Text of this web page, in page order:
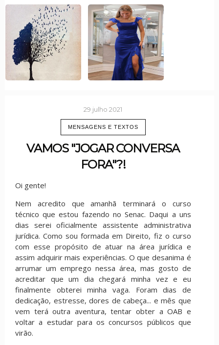
29 julho 2021
MENSAGENS E TEXTOS
VAMOS "JOGAR CONVERSA
FORA"?!
Oi gente!
Nem acredito que amanhã terminará o curso
técnico que estou fazendo no Senac. Daqui a uns
dias serei oficialmente assistente administrativa
jurídica. Como sou formada em Direito, fiz o curso
com esse propósito de atuar na área jurídica e
assim adquirir mais experiências. O que desanima é
arrumar um emprego nessa área, mas gosto de
acreditar que um dia chegará minha vez e eu
finalmente obterei minha vaga. Foram dias de
dedicação, estresse, dores de cabeça... e mês que
vem terá outra aventura, tentar obter a OAB e
voltar a estudar para os concursos públicos que
virão.